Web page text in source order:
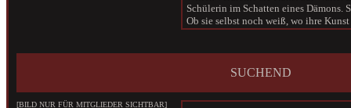
Schülerin im Schatten eines
Ob sie selbst noch weiß, wo ihre
beginnt, bleibt ungewiss. Sicher ist
SUCHEND
[BILD NUR FÜR MITGLIEDER SICHTBAR]